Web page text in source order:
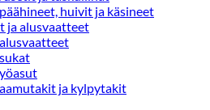
huivit ja käsineet
ja alusvaatteet
ja kylpytakit